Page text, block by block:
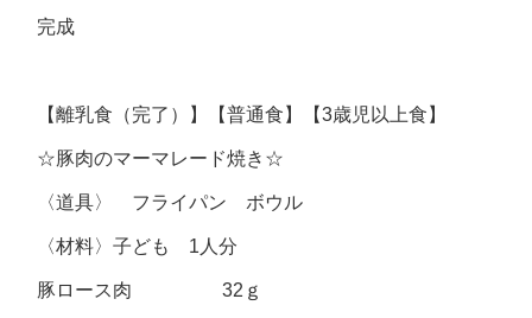
完成
【離乳食（完了）】【普通食】【3歳児以上食】
☆豚肉のマーマレード焼き☆
〈道具〉 フライパン ボウル
〈材料〉子ども 1人分
豚ロース肉 32ｇ